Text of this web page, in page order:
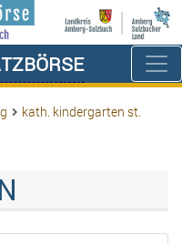
kath. kindergarten st.